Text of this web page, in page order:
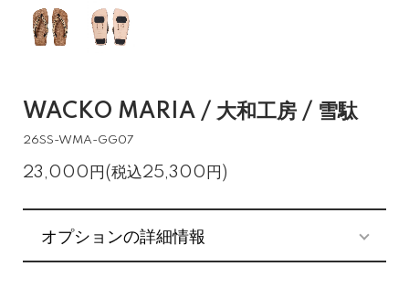
WACKO MARIA / 大和工房 / 雪駄
26SS-WMA-GG07
23,000円(税込25,300円)
オプションの詳細情報